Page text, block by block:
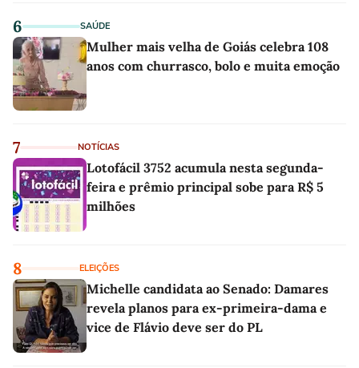
6 SAÚDE
Mulher mais velha de Goiás celebra 108
anos com churrasco, bolo e muita emoção
7 NOTÍCIAS
Lotofácil 3752 acumula nesta segunda-
feira e prêmio principal sobe para R$ 5
milhões
8 ELEIÇÕES
Michelle candidata ao Senado: Damares
revela planos para ex-primeira-dama e
vice de Flávio deve ser do PL